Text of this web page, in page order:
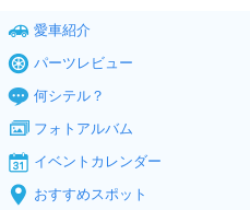
愛車紹介
パーツレビュー
何シテル？
フォトアルバム
イベントカレンダー
おすすめスポット